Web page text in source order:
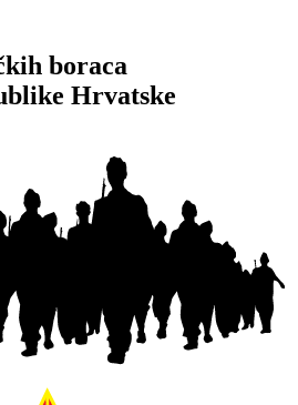
boraca
Hrvatske